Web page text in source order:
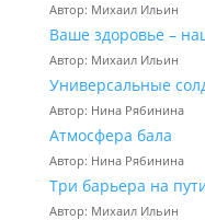
Автор: Михаил Ильин
Ваше здоровье –
Автор: Михаил Ильин
Универсальные
Автор: Нина Рябинина
Атмосфера бала
Автор: Нина Рябинина
Три барьера на
Автор: Михаил Ильин